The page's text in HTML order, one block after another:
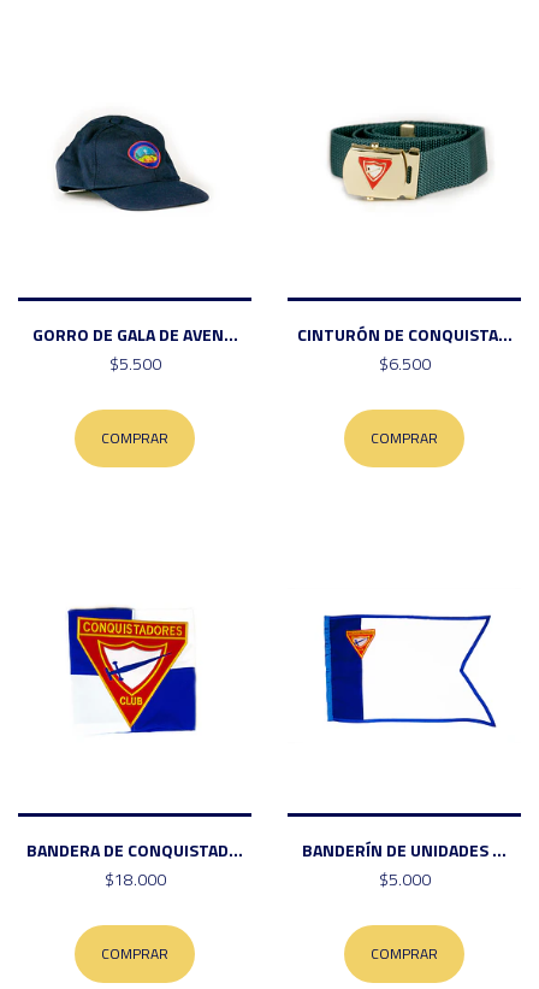
GORRO DE GALA DE AVEN...
$5.500
COMPRAR
CINTURÓN DE CONQUISTA...
$6.500
COMPRAR
BANDERA DE CONQUISTAD...
$18.000
COMPRAR
BANDERÍN DE UNIDADES ...
$5.000
COMPRAR